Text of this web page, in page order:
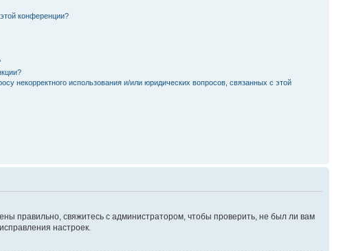
конференции?
некорректного использования и/или юридических вопросов, связанных с этой
правильно, свяжитесь с администратором, чтобы проверить, не был ли вам
настроек.